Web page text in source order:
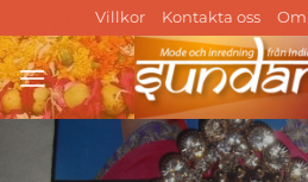
to
content
Villkor Kontakta oss Om